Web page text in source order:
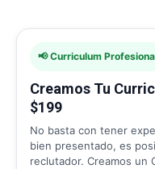
📢 Curriculum
Creamos Tu
$199
No basta con tener
bien presentado, es
reclutador. Creamos un